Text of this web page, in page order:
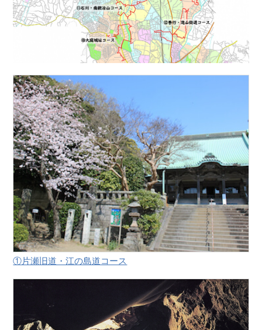
①片瀬旧道・江の島道コース